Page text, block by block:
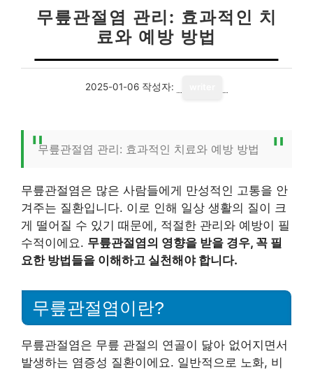
무릎관절염 관리: 효과적인 치
료와 예방 방법
2025-01-06 작성자:
무릎관절염 관리: 효과적인 치료와 예방 방법
무릎관절염은 많은 사람들에게 만성적인 고통을 안
겨주는 질환입니다. 이로 인해 일상 생활의 질이 크
게 떨어질 수 있기 때문에, 적절한 관리와 예방이 필
수적이에요. 무릎관절염의 영향을 받을 경우, 꼭 필
요한 방법들을 이해하고 실천해야 합니다.
무릎관절염이란?
무릎관절염은 무릎 관절의 연골이 닳아 없어지면서
발생하는 염증성 질환이에요. 일반적으로 노화, 비